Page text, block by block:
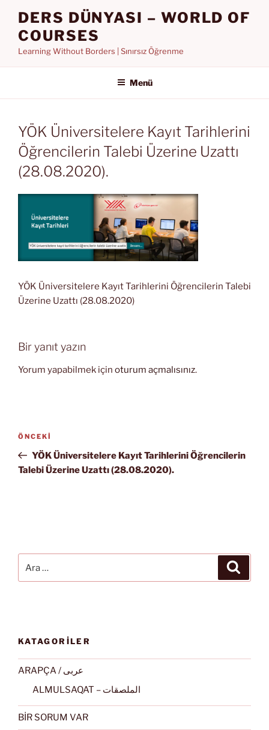
DERS DÜNYASI – WORLD OF
COURSES
Learning Without Borders | Sınırsız Öğrenme
Menü
YÖK Üniversitelere Kayıt Tarihlerini
Öğrencilerin Talebi Üzerine Uzattı
(28.08.2020).
YÖK Üniversitelere Kayıt Tarihlerini Öğrencilerin Talebi
Üzerine Uzattı (28.08.2020)
Bir yanıt yazın
Yorum yapabilmek için oturum açmalısınız.
Yazı
gezinmesi
Önceki
Yazı
ÖNCEKI
YÖK Üniversitelere Kayıt Tarihlerini Öğrencilerin
Talebi Üzerine Uzattı (28.08.2020).
KATAGORİLER
ARAPÇA / عربى
ALMULSAQAT – الملصقات
BİR SORUM VAR